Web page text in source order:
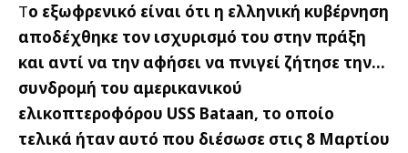
Το εξωφρενικό είναι ότι η ελληνική κυβέρνηση
αποδέχθηκε τον ισχυρισμό του στην πράξη
και αντί να την αφήσει να πνιγεί ζήτησε την…
συνδρομή του αμερικανικού
ελικοπτεροφόρου USS Bataan, το οποίο
τελικά ήταν αυτό που διέσωσε στις 8 Μαρτίου